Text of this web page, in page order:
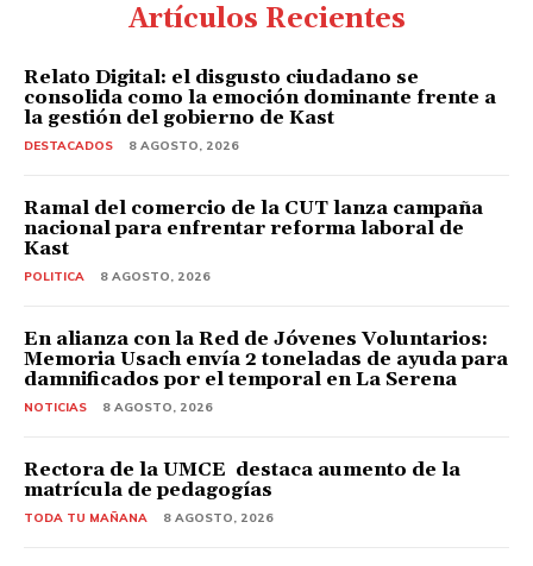
Artículos Recientes
Relato Digital: el disgusto ciudadano se
consolida como la emoción dominante frente a
la gestión del gobierno de Kast
DESTACADOS 8 AGOSTO, 2026
Ramal del comercio de la CUT lanza campaña
nacional para enfrentar reforma laboral de
Kast
POLITICA 8 AGOSTO, 2026
En alianza con la Red de Jóvenes Voluntarios:
Memoria Usach envía 2 toneladas de ayuda para
damnificados por el temporal en La Serena
NOTICIAS 8 AGOSTO, 2026
Rectora de la UMCE destaca aumento de la
matrícula de pedagogías
TODA TU MAÑANA 8 AGOSTO, 2026